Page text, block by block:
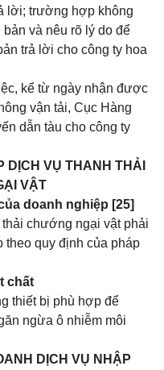
lời; trường hợp không
và nêu rõ lý do để
trả lời cho công ty hoa
kể từ ngày nhận được
vận tải, Cục Hàng
dẫn tàu cho công ty
DỊCH VỤ THANH THẢI
VẬT
doanh nghiệp [25]
chướng ngại vật phải
theo quy định của pháp
chất
thiết bị phù hợp để
ngừa ô nhiễm môi
DỊCH VỤ NHẬP